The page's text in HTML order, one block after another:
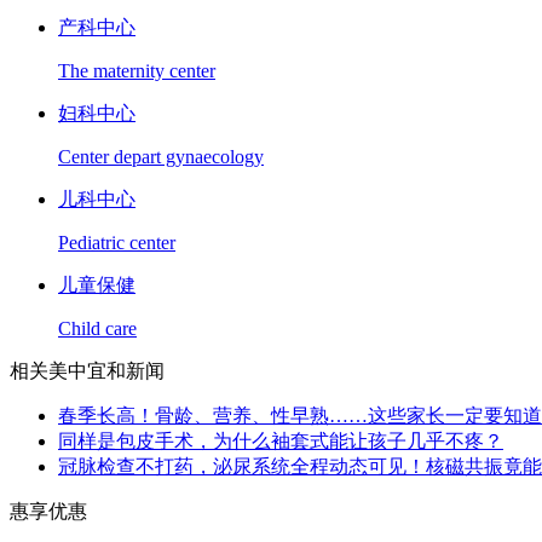
产科中心
The maternity center
妇科中心
Center depart gynaecology
儿科中心
Pediatric center
儿童保健
Child care
相关美中宜和新闻
春季长高！骨龄、营养、性早熟……这些家长一定要知道
同样是包皮手术，为什么袖套式能让孩子几乎不疼？
冠脉检查不打药，泌尿系统全程动态可见！核磁共振竟能
惠享优惠